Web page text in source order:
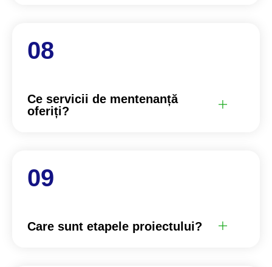
Ce servicii de mentenanță
oferiți?
Care sunt etapele proiectului?